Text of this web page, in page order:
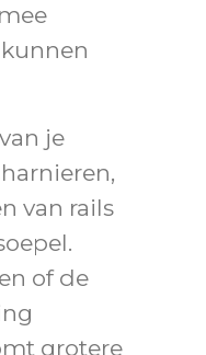
je
van rails
of de
grotere